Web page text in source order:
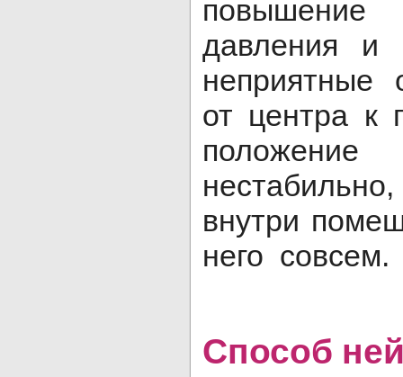
давления и
неприятные
от центра к
внутри
него совсем.
Способ